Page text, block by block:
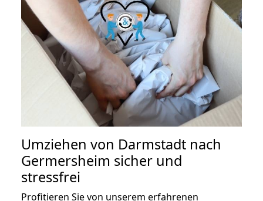
Umziehen von Darmstadt nach
Germersheim sicher und
stressfrei
Profitieren Sie von unserem erfahrenen